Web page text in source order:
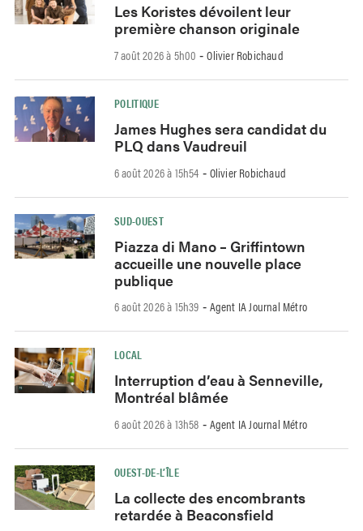
Les Koristes dévoilent leur
première chanson originale
7 août 2026 à 5h00 -Olivier Robichaud
POLITIQUE
James Hughes sera candidat du
PLQ dans Vaudreuil
6 août 2026 à 15h54 - Olivier Robichaud
SUD-OUEST
Piazza di Mano – Griffintown
accueille une nouvelle place
publique
6 août 2026 à 15h39 - Agent IA Journal Métro
LOCAL
Interruption d’eau à Senneville,
Montréal blâmée
6 août 2026 à 13h58 - Agent IA Journal Métro
OUEST-DE-L’ÎLE
La collecte des encombrants
retardée à Beaconsfield